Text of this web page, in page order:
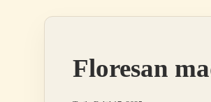
Floresan